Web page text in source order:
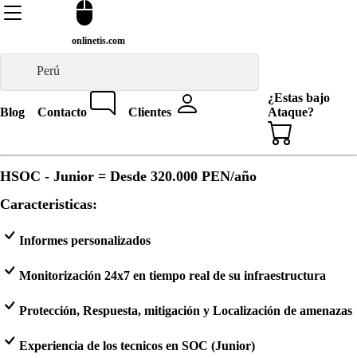
onlinetis.com
Perú
Blog Contacto Clientes
¿Estas bajo
Ataque?
HSOC - Junior = Desde 320.000 PEN/año
Caracteristicas:
Informes personalizados
Monitorización 24x7 en tiempo real de su infraestructura
Protección, Respuesta, mitigación y Localización de amenazas
Experiencia de los tecnicos en SOC (Junior)